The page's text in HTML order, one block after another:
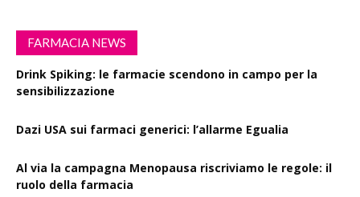
FARMACIA NEWS
Drink Spiking: le farmacie scendono in campo per la
sensibilizzazione
Dazi USA sui farmaci generici: l’allarme Egualia
Al via la campagna Menopausa riscriviamo le regole: il
ruolo della farmacia